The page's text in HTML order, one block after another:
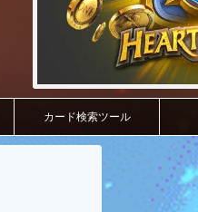
カード検索ツール